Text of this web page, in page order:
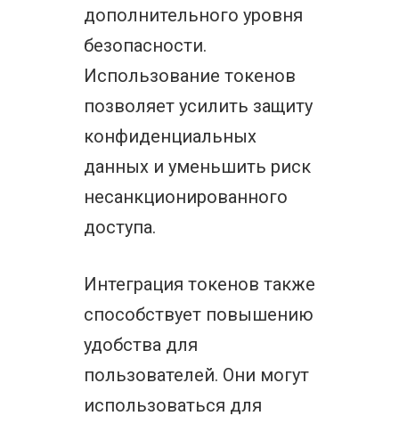
дополнительного уровня
безопасности.
Использование токенов
позволяет усилить защиту
конфиденциальных
данных и уменьшить риск
несанкционированного
доступа.
Интеграция токенов также
способствует повышению
удобства для
пользователей. Они могут
использоваться для